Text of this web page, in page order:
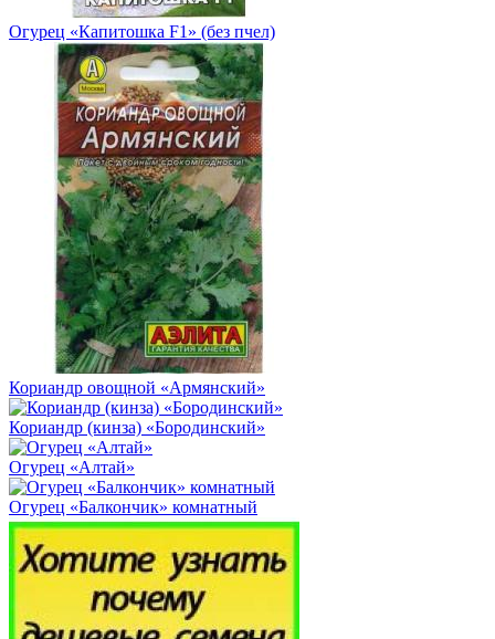
Огурец «Капитошка F1» (без пчел)
Кориандр овощной «Армянский»
Кориандр (кинза) «Бородинский»
Огурец «Алтай»
Огурец «Балкончик» комнатный